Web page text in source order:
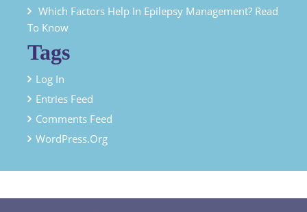
Which Factors Help In Epilepsy Management? Read
To Know
Tags
Log In
Entries Feed
Comments Feed
WordPress.org